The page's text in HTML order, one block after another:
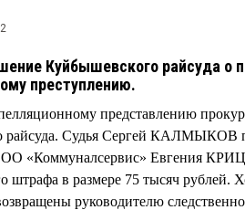
Куйбышевского райсуда о
преступлению.
представлению
райсуда. Судья Сергей КАЛМЫКОВ
«Коммуналсервис» Евгения
в размере 75 тысяч рублей.
руководителю